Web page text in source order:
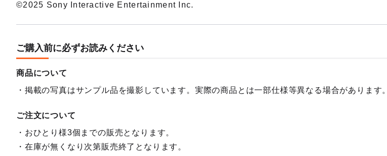
©2025 Sony Interactive Entertainment Inc.
ご購入前に必ずお読みください
商品について
掲載の写真はサンプル品を撮影しています。実際の商品とは一部仕様等異なる場合があります。
ご注文について
おひとり様3個までの販売となります。
在庫が無くなり次第販売終了となります。